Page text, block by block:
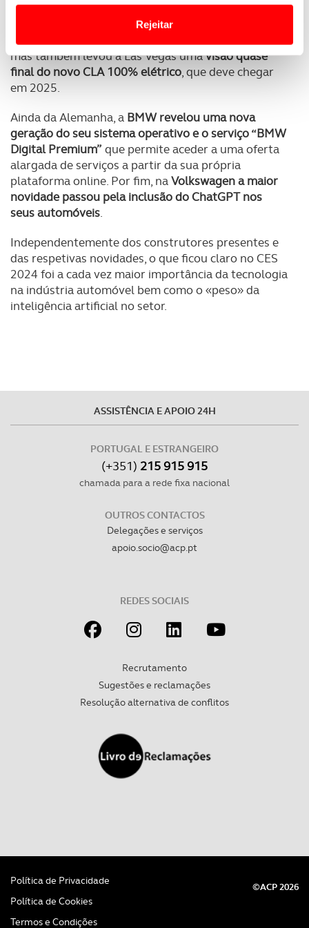
personalizar conteúdos e anúncios, para lhe proporcionar
funcionalidades de redes sociais, bem como para
Adicionalmente partilhamos informação, relativa à sua
utilização do nosso site de publicidade e de análise, com
parceiros e organizações na UE e em países terceiros.
O ACP garantirá que as transferências internacionais de
dados pessoais serão realizadas apenas com o seu
necessário no contexto dos serviços a prestar.
Realçamos que o bloqueio de certo tipo de Cookies e
tecnologias similares pode ter impacto na sua
experiência de navegação no Website e nos serviços
Rejeitar
No âmbito do entretenimento a bordo, aMercedes-
Benz revelou o MBUX Sound Drive
produzida em colaboração com o artista Will.i.am,
mas também levou a Las Vegas umavisão quase
final do novo CLA 100% elétrico, que deve chegar
em 2025.
Ainda da Alemanha, a BMW revelou uma nova
geração do seu sistema operativo e o serviço “BMW
Digital Premium” que permite aceder a uma oferta
alargada de serviços a partir da sua própria
plataforma online. Por fim, naVolkswagen a maior
novidade passou pela inclusão do ChatGPT nos
seus automóveis.
Independentemente dos construtores presentes e
das respetivas novidades, o que ficou claro no CES
2024 foi a cada vez maior importância da tecnologia
na indústria automóvel bem como o «peso» da
inteligência artificial no setor.
ASSISTÊNCIA E APOIO 24H
PORTUGAL E ESTRANGEIRO
(+351) 215 915 915
chamada para a rede fixa nacional
OUTROS CONTACTOS
Delegações e serviços
apoio.socio@acp.pt
REDES SOCIAIS
Recrutamento
Sugestões e reclamações
Resolução alternativa de conflitos
Política de Privacidade
Política de Cookies
Termos e Condições
©ACP 2026